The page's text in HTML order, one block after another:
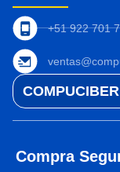
+51 922 701
Compra